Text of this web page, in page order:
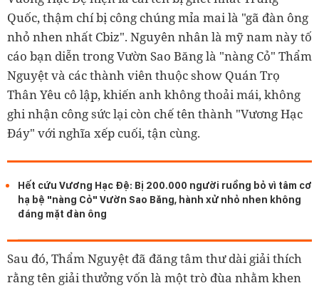
Quốc, thậm chí bị công chúng mỉa mai là "gã đàn ông
nhỏ nhen nhất Cbiz". Nguyên nhân là mỹ nam này tố
cáo bạn diễn trong Vườn Sao Băng là "nàng Cỏ" Thẩm
Nguyệt và các thành viên thuộc show Quán Trọ
Thân Yêu cô lập, khiến anh không thoải mái, không
ghi nhận công sức lại còn chế tên thành "Vương Hạc
Đáy" với nghĩa xếp cuối, tận cùng.
Hết cứu Vương Hạc Đệ: Bị 200.000 người ruồng bỏ vì tâm cơ
hạ bệ "nàng Cỏ" Vườn Sao Băng, hành xử nhỏ nhen không
đáng mặt đàn ông
Sau đó, Thẩm Nguyệt đã đăng tâm thư dài giải thích
rằng tên giải thưởng vốn là một trò đùa nhằm khen